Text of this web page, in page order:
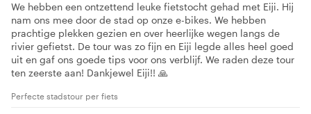
We hebben een ontzettend leuke fietstocht gehad met Eiji. Hij
nam ons mee door de stad op onze e-bikes. We hebben
prachtige plekken gezien en over heerlijke wegen langs de
rivier gefietst. De tour was zo fijn en Eiji legde alles heel goed
uit en gaf ons goede tips voor ons verblijf. We raden deze tour
ten zeerste aan! Dankjewel Eiji!! 🙏
Perfecte stadstour per fiets